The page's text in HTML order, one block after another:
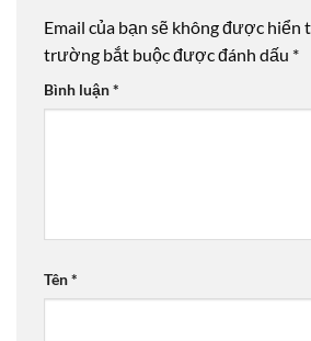
Email của bạn sẽ không được hiển
trường bắt buộc được đánh dấu *
Bình luận*
Tên*